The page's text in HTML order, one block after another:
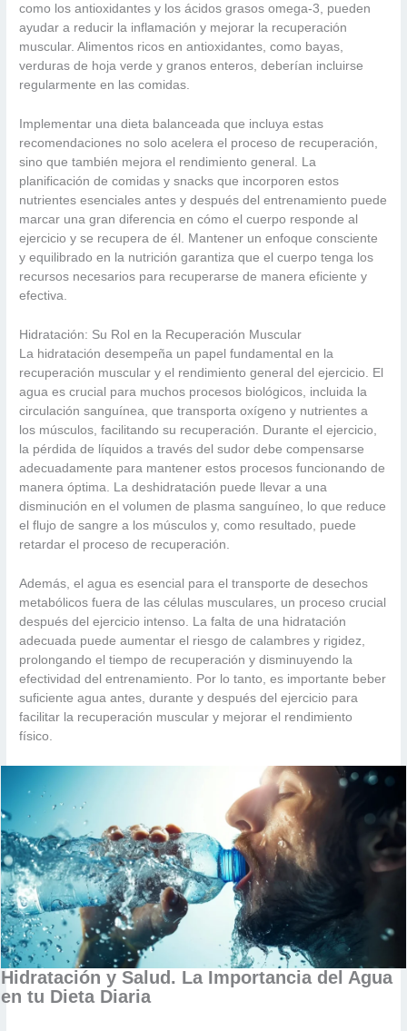
como los antioxidantes y los ácidos grasos omega-3, pueden
ayudar a reducir la inflamación y mejorar la recuperación
muscular. Alimentos ricos en antioxidantes, como bayas,
verduras de hoja verde y granos enteros, deberían incluirse
regularmente en las comidas.
Implementar una dieta balanceada que incluya estas
recomendaciones no solo acelera el proceso de recuperación,
sino que también mejora el rendimiento general. La
planificación de comidas y snacks que incorporen estos
nutrientes esenciales antes y después del entrenamiento puede
marcar una gran diferencia en cómo el cuerpo responde al
ejercicio y se recupera de él. Mantener un enfoque consciente
y equilibrado en la nutrición garantiza que el cuerpo tenga los
recursos necesarios para recuperarse de manera eficiente y
efectiva.
Hidratación: Su Rol en la Recuperación Muscular
La hidratación desempeña un papel fundamental en la
recuperación muscular y el rendimiento general del ejercicio. El
agua es crucial para muchos procesos biológicos, incluida la
circulación sanguínea, que transporta oxígeno y nutrientes a
los músculos, facilitando su recuperación. Durante el ejercicio,
la pérdida de líquidos a través del sudor debe compensarse
adecuadamente para mantener estos procesos funcionando de
manera óptima. La deshidratación puede llevar a una
disminución en el volumen de plasma sanguíneo, lo que reduce
el flujo de sangre a los músculos y, como resultado, puede
retardar el proceso de recuperación.
Además, el agua es esencial para el transporte de desechos
metabólicos fuera de las células musculares, un proceso crucial
después del ejercicio intenso. La falta de una hidratación
adecuada puede aumentar el riesgo de calambres y rigidez,
prolongando el tiempo de recuperación y disminuyendo la
efectividad del entrenamiento. Por lo tanto, es importante beber
suficiente agua antes, durante y después del ejercicio para
facilitar la recuperación muscular y mejorar el rendimiento
físico.
Hidratación y Salud. La Importancia del Agua
en tu Dieta Diaria